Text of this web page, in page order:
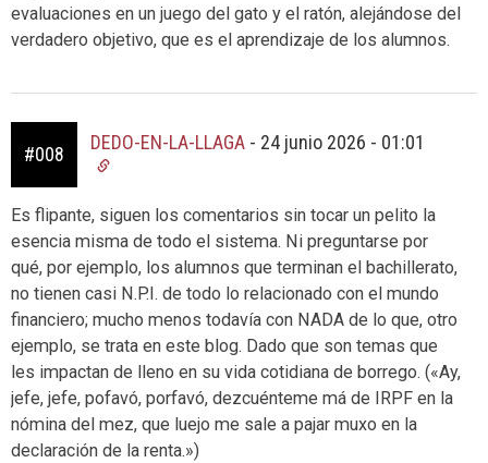
evaluaciones en un juego del gato y el ratón, alejándose del
verdadero objetivo, que es el aprendizaje de los alumnos.
#008
DEDO-EN-LA-LLAGA - 24 junio 2026 - 01:01
Es flipante, siguen los comentarios sin tocar un pelito la
esencia misma de todo el sistema. Ni preguntarse por
qué, por ejemplo, los alumnos que terminan el bachillerato,
no tienen casi N.P.I. de todo lo relacionado con el mundo
financiero; mucho menos todavía con NADA de lo que, otro
ejemplo, se trata en este blog. Dado que son temas que
les impactan de lleno en su vida cotidiana de borrego. («Ay,
jefe, jefe, pofavó, porfavó, dezcuénteme má de IRPF en la
nómina del mez, que luejo me sale a pajar muxo en la
declaración de la renta.»)